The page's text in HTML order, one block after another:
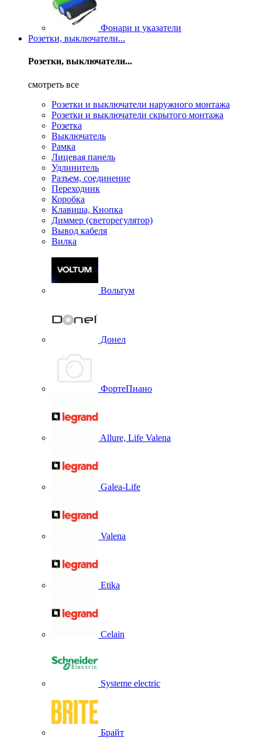
Фонари и указатели
Розетки, выключатели...
Розетки, выключатели...
смотреть все
Розетки и выключатели наружного монтажа
Розетки и выключатели скрытого монтажа
Розетка
Выключатель
Рамка
Лицевая панель
Удлинитель
Разъем, соединение
Переходник
Коробка
Клавиша, Кнопка
Диммер (светорегулятор)
Вывод кабеля
Вилка
Вольтум
Донел
ФортеПиано
Allure, Life Valena
Galea-Life
Valena
Etika
Celain
Systeme electric
Брайт